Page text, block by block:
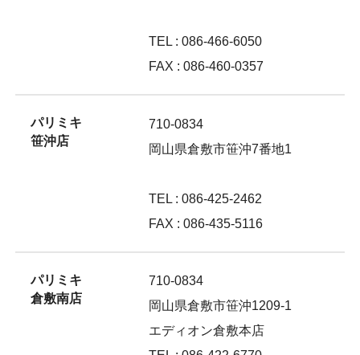
TEL : 086-466-6050
FAX : 086-460-0357
パリミキ
笹沖店
710-0834
岡山県倉敷市笹沖7番地1
TEL : 086-425-2462
FAX : 086-435-5116
パリミキ
倉敷南店
710-0834
岡山県倉敷市笹沖1209-1
エディオン倉敷本店